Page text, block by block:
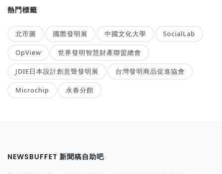
熱門標籤
北市圖 國際發明展 中國文化大學 SocialLab
OpView 世界發明智慧財產聯盟總會
JDIE日本設計創意暨發明展 台灣發明商品促進協會
Microchip 永春分館
NEWSBUFFET 新聞稿自助吧